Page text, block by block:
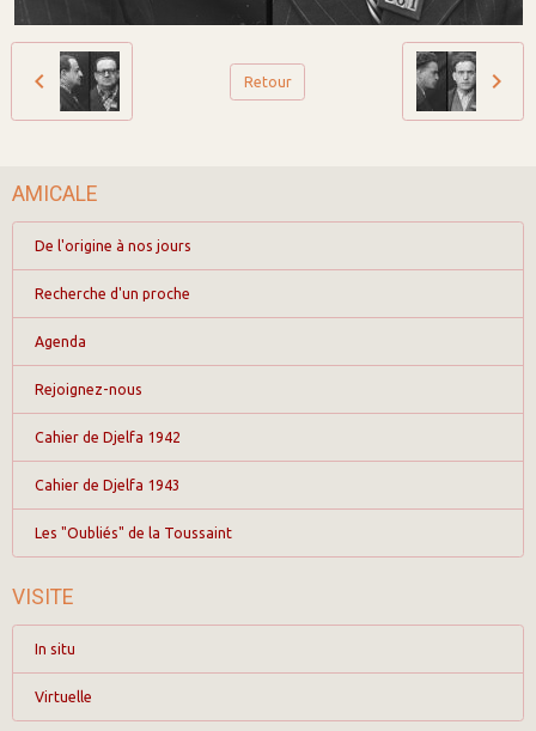
Retour
AMICALE
De l'origine à nos jours
Recherche d'un proche
Agenda
Rejoignez-nous
Cahier de Djelfa 1942
Cahier de Djelfa 1943
Les "Oubliés" de la Toussaint
VISITE
In situ
Virtuelle